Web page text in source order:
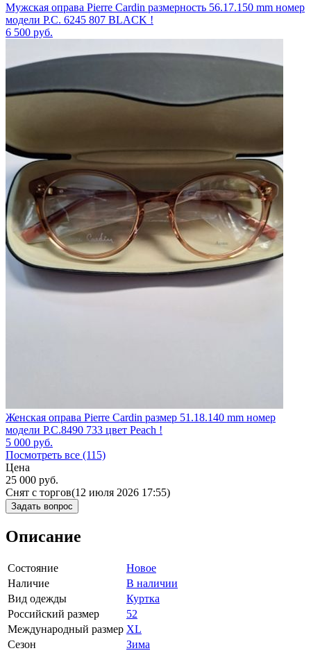
Мужская оправа Pierre Cardin размерность 56.17.150 mm номер
модели P.C. 6245 807 BLACK !
6 500 руб.
Женская оправа Pierre Cardin размер 51.18.140 mm номер
модели P.C.8490 733 цвет Peach !
5 000 руб.
Посмотреть все (115)
Цена
25 000 руб.
Снят с торгов(12 июля 2026 17:55)
Задать вопрос
Описание
Состояние
Новое
Наличие
В наличии
Вид одежды
Куртка
Российский размер
52
Международный размер XL
Сезон
Зима